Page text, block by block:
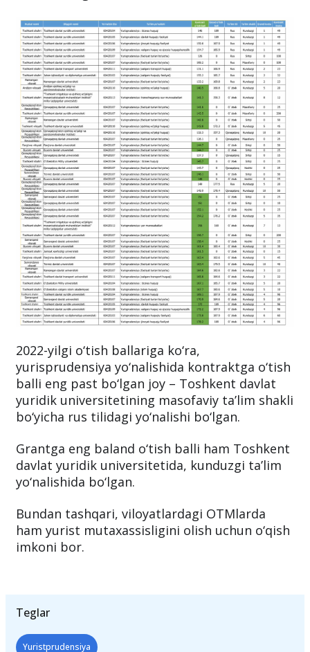
grantga o‘tish ballari bilan pastdagi jadvalda
tanishishingiz mumkin.
2022-yilgi o‘tish ballariga ko‘ra,
yurisprudensiya yo‘nalishida kontraktga o‘tish
yuridik universitetining masofaviy ta’lim shakli
bo‘yicha rus tilidagi yo‘nalishi bo‘lgan.
davlat yuridik universitetida, kunduzgi ta’lim
yo‘nalishida bo‘lgan.